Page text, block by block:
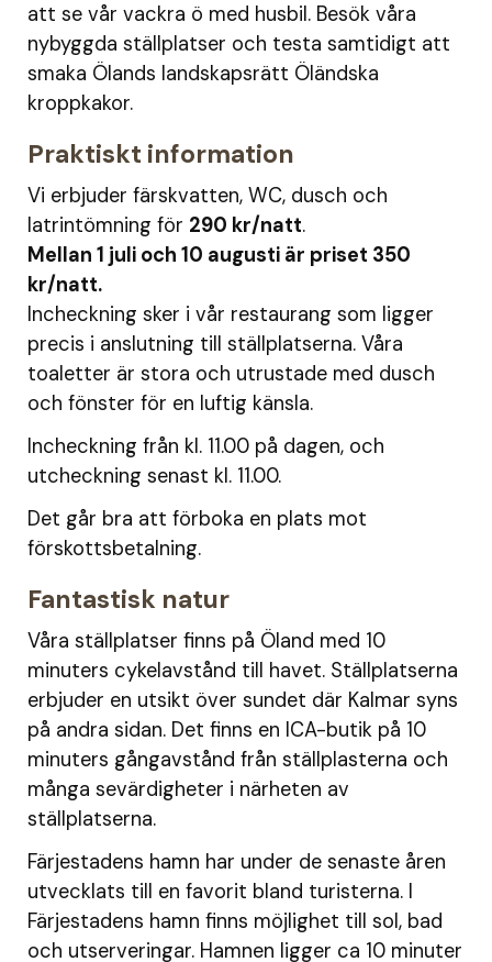
att se vår vackra ö med husbil. Besök våra
nybyggda ställplatser och testa samtidigt att
smaka Ölands landskapsrätt Öländska
kroppkakor.
Praktiskt information
Vi erbjuder färskvatten, WC, dusch och
latrintömning för 290 kr/natt.
Mellan 1 juli och 10 augusti är priset 350
kr/natt.
Incheckning sker i vår restaurang som ligger
precis i anslutning till ställplatserna. Våra
toaletter är stora och utrustade med dusch
och fönster för en luftig känsla.
Incheckning från kl. 11.00 på dagen, och
utcheckning senast kl. 11.00.
Det går bra att förboka en plats mot
förskottsbetalning.
Fantastisk natur
Våra ställplatser finns på Öland med 10
minuters cykelavstånd till havet. Ställplatserna
erbjuder en utsikt över sundet där Kalmar syns
på andra sidan. Det finns en ICA-butik på 10
minuters gångavstånd från ställplasterna och
många sevärdigheter i närheten av
ställplatserna.
Färjestadens hamn har under de senaste åren
utvecklats till en favorit bland turisterna. I
Färjestadens hamn finns möjlighet till sol, bad
och utserveringar. Hamnen ligger ca 10 minuter